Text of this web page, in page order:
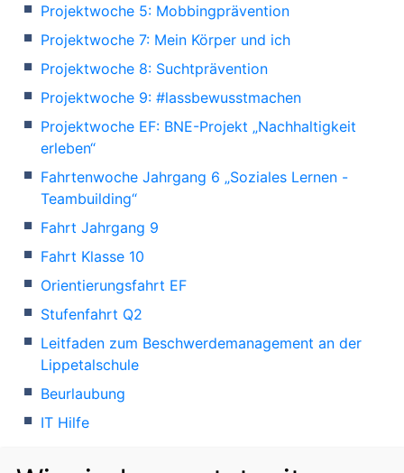
Projektwoche 5: Mobbingprävention
Projektwoche 7: Mein Körper und ich
Projektwoche 8: Suchtprävention
Projektwoche 9: #lassbewusstmachen
Projektwoche EF: BNE-Projekt „Nachhaltigkeit
erleben“
Fahrtenwoche Jahrgang 6 „Soziales Lernen -
Teambuilding“
Fahrt Jahrgang 9
Fahrt Klasse 10
Orientierungsfahrt EF
Stufenfahrt Q2
Leitfaden zum Beschwerdemanagement an der
Lippetalschule
Beurlaubung
IT Hilfe